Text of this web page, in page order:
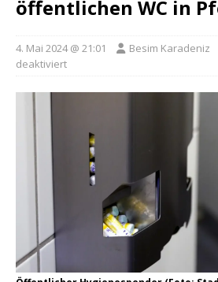
öffentlichen WC in
4. Mai 2024 @ 21:01 Besim Karadeniz
deaktiviert